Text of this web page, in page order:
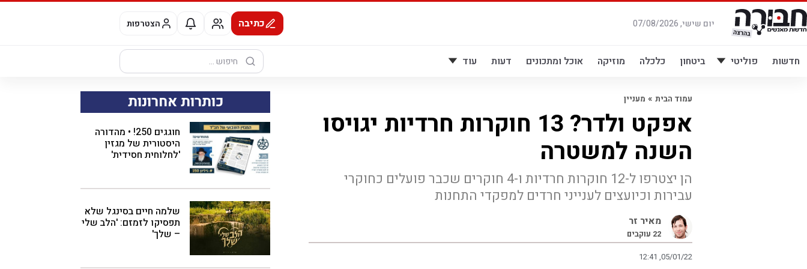
דלג
לתוכן
יום שישי, 07/08/2026 כתיבה הצטרפות
חדשות פוליטי ביטחון כלכלה מוזיקה אוכל ומתכונים דעות עוד
חיפוש:
עמוד הבית » מעניין
אפקט ולדר? 13 חוקרות חרדיות יגויסו
השנה למשטרה
הן יצטרפו ל-12 חוקרות חרדיות ו-4 חוקרים שכבר פועלים כחוקרי
עבירות וכיועצים לענייני חרדים למפקדי התחנות
מאיר זר
22 עוקבים
12:41 ,05/01/22
כותרות אחרונות
חוגגים 250! • מהדורה
היסטורית של מגזין
'לחלוחית חסידית'
שלמה חיים בסינגל שלא
תפסיקו לזמזם: 'הלב שלי
– שלך'